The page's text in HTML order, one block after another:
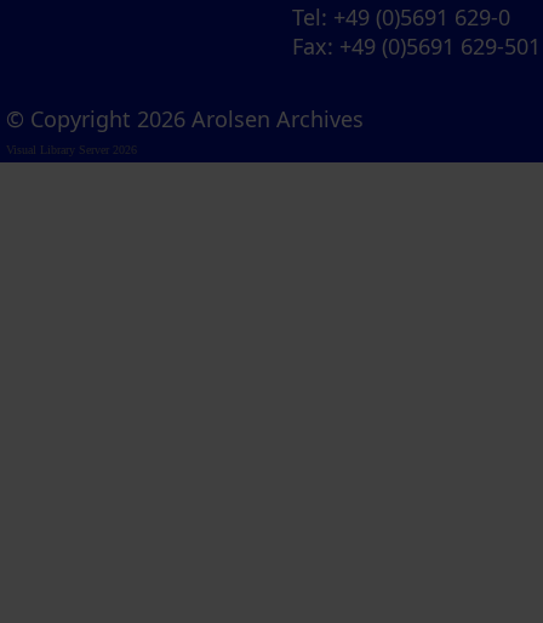
Tel: +49 (0)5691 629-0
Fax: +49 (0)5691 629-501
© Copyright 2026 Arolsen Archives
Visual Library Server 2026